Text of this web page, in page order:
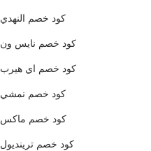
كود خصم النهدي
كود خصم نايس ون
كود خصم اي هيرب
كود خصم نمشي
كود خصم ماكس
كود خصم ترينديول